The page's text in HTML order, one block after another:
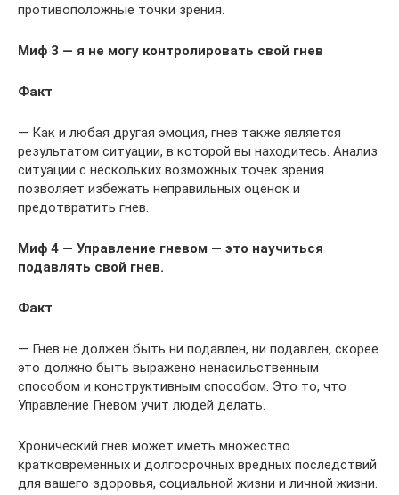
противоположные точки зрения.
Миф 3 — я не могу контролировать свой гнев
Факт
— Как и любая другая эмоция, гнев также является
результатом ситуации, в которой вы находитесь. Анализ
ситуации с нескольких возможных точек зрения
позволяет избежать неправильных оценок и
предотвратить гнев.
Миф 4 — Управление гневом — это научиться
подавлять свой гнев.
Факт
— Гнев не должен быть ни подавлен, ни подавлен, скорее
это должно быть выражено ненасильственным
способом и конструктивным способом. Это то, что
Управление Гневом учит людей делать.
Хронический гнев может иметь множество
кратковременных и долгосрочных вредных последствий
для вашего здоровья, социальной жизни и личной жизни.